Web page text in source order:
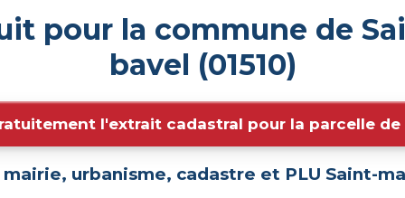
pour la commune de
bavel (01510)
l'extrait cadastral pour la parcelle de
urbanisme, cadastre et PLU Saint-